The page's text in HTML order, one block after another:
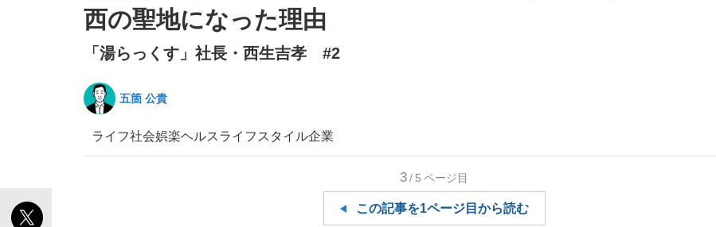
「目標達成できなかったからと言って…」サッカー日本代表・森保一監督...
いまさら聞けない資産運用のすべて
西の聖地になった理由
「湯らっくす」社長・西生吉孝 #2
五箇 公貴
ライフ社会娯楽ヘルスライフスタイル企業
3/5 ページ目
この記事を1ページ目から読む